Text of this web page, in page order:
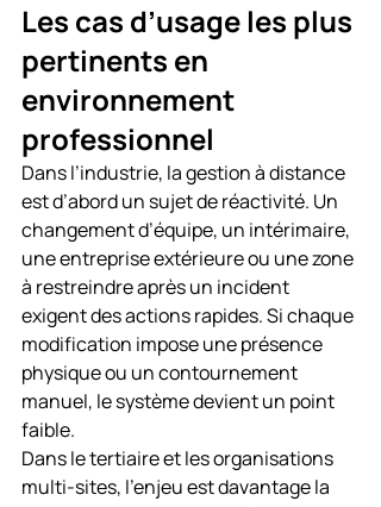
Les cas d’usage les plus
pertinents en
environnement
professionnel
Dans l’industrie, la gestion à distance
est d’abord un sujet de réactivité. Un
changement d’équipe, un intérimaire,
une entreprise extérieure ou une zone
à restreindre après un incident
exigent des actions rapides. Si chaque
modification impose une présence
physique ou un contournement
manuel, le système devient un point
faible.
Dans le tertiaire et les organisations
multi-sites, l’enjeu est davantage la